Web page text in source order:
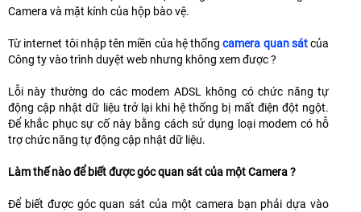
Camera và mặt kính của hộp bào vệ.
Từ internet tôi nhập tên miền của hệ thốngcamera quan sátcủa
Công ty vào trình duyệt web nhưng không xem được ?
Lỗi này thường do các modem ADSL không có chức năng tự
động cập nhật dữ liệu trở lại khi hệ thống bị mất điện đột ngột.
Để khắc phục sự cố này bằng cách sử dụng loại modem có hỗ
trợ chức năng tự động cập nhật dữ liệu.
Làm thế nào để biết được góc quan sát của một Camera ?
Để biết được góc quan sát của một camera bạn phải dựa vào